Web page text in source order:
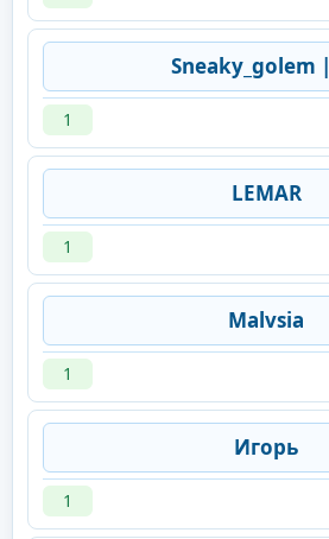
Sneaky_golem
1
LEMAR
1
Malvsia
1
Игорь
1